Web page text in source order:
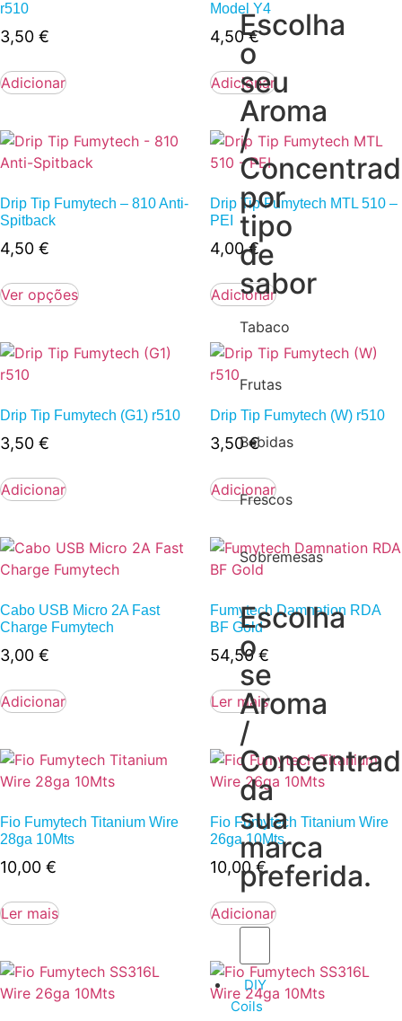
Escolha
o
seu
Aroma
/
por
tipo
de
sabor
Tabaco
Frutas
Bebidas
Frescos
Sobremesas
Escolha
o
se
Aroma
/
da
sua
marca
preferida.
DIY
Coils
r510
3,50 €
Adicionar
Model Y4
4,50€
Adicionar
Drip Tip Fumytech – 810 Anti-
Spitback
4,50 €
Ver opções
Drip Tip Fumytech MTL 510 –
PEI
4,00€
Adicionar
Drip Tip Fumytech (G1) r510
3,50 €
Adicionar
Drip Tip Fumytech (W) r510
3,50€
Adicionar
Cabo USB Micro 2A Fast
Charge Fumytech
3,00 €
Adicionar
Fumytech Damnation RDA
BF Gold
54,50€
Ler mais
Fio Fumytech Titanium Wire
28ga 10Mts
10,00 €
Ler mais
Fio Fumytech Titanium Wire
26ga 10Mts
10,00€
Adicionar